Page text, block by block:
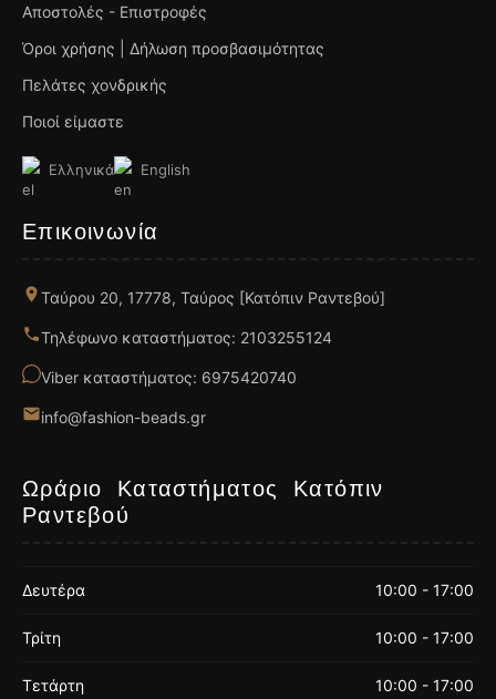
Αποστολές - Επιστροφές
Όροι χρήσης | Δήλωση προσβασιμότητας
Πελάτες χονδρικής
Ποιοί είμαστε
Ελληνικά English
Επικοινωνία
Ταύρου 20, 17778, Ταύρος [Κατόπιν Ραντεβού]
Τηλέφωνο καταστήματος: 2103255124
Viber καταστήματος: 6975420740
info@fashion-beads.gr
Ωράριο Καταστήματος Κατόπιν
Ραντεβού
Δευτέρα 10:00 - 17:00
Τρίτη 10:00 - 17:00
Τετάρτη 10:00 - 17:00